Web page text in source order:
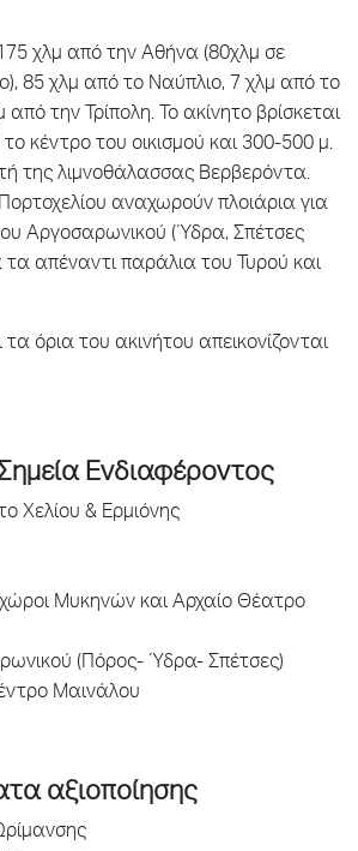
175 χλμ από την Αθήνα (80χλμ σε
85 χλμ από το Ναύπλιο, 7 χλμ από το
από την Τρίπολη. Το ακίνητο βρίσκεται
κέντρο του οικισμού και 300-500 μ.
της λιμνοθάλασσας Βερβερόντα.
αναχωρούν πλοιάρια για
Αργοσαρωνικού (Ύδρα, Σπέτσες
τα απέναντι παράλια του Τυρού και
όρια του ακινήτου απεικονίζονται
Ενδιαφέροντος
Χελίου & Ερμιόνης
χώροι Μυκηνών και Αρχαίο Θέατρο
(Πόρος- Ύδρα- Σπέτσες)
Μαινάλου
αξιοποίησης